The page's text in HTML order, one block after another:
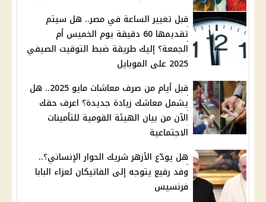
قبل تغيير الساعة في مصر.. هل سيتم
تقديمها 60 دقيقة يوم الخميس أم
الجمعة؟ إليك طريقة ضبط التوقيت الصيفي
2025 على الموبايل
قبل أيام من صرف معاشات مايو 2025.. هل
يشمل معاشك زيادة جديدة؟ اعرف حقك
الآن من بيان الهيئة القومية للتأمينات
الاجتماعية
هل يودّع الأزهر شريك الحوار الإنساني؟..
وفد رفيع يتوجه إلى الفاتيكان لعزاء البابا
فرنسيس